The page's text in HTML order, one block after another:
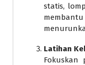
statis,
Latihan
Fokuskan